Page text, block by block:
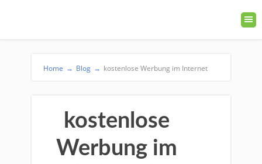
Home → Blog → kostenlose Werbung im Internet
kostenlose
Werbung im